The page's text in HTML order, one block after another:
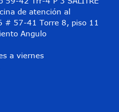
de atención al
# 57-41 Torre 8, piso 11
Angulo
a viernes